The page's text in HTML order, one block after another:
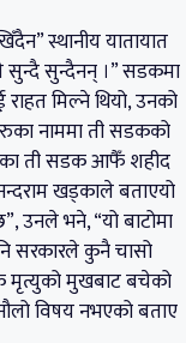
स्थानीय यातायात
सुन्दै सुन्दैनन् ।” सडकमा
मिल्ने थियो, उनको
नाममा ती सडकको
ती सडक आफैँ शहीद
खड्काले बताएयो
उनले भने, “यो बाटोमा
सरकारले कुनै चासो
मृत्युको मुखबाट बचेको
विषय नभएको बताए